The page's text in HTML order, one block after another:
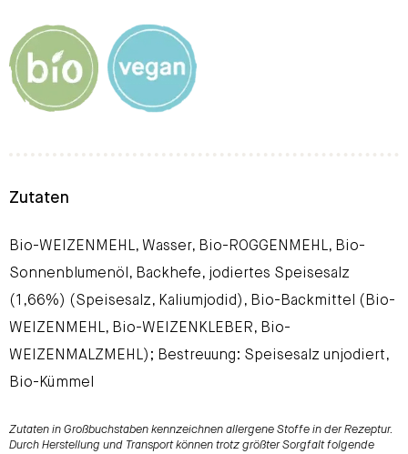
Zutaten
Bio-WEIZENMEHL, Wasser, Bio-ROGGENMEHL, Bio-
Sonnenblumenöl, Backhefe, jodiertes Speisesalz
(1,66%) (Speisesalz, Kaliumjodid), Bio-Backmittel (Bio-
WEIZENMEHL, Bio-WEIZENKLEBER, Bio-
WEIZENMALZMEHL); Bestreuung: Speisesalz unjodiert,
Bio-Kümmel
Zutaten in Großbuchstaben kennzeichnen allergene Stoffe in der Rezeptur.
Durch Herstellung und Transport können trotz größter Sorgfalt folgende